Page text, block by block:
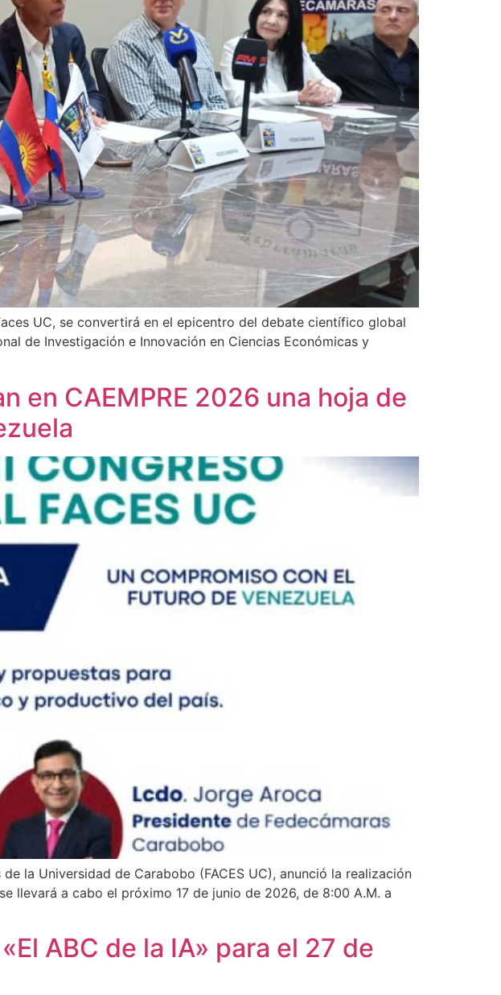
UC, se convertirá en el epicentro del debate científico global
de Investigación e Innovación en Ciencias Económicas y
en CAEMPRE 2026 una hoja de
la Universidad de Carabobo (FACES UC), anunció la realización
llevará a cabo el próximo 17 de junio de 2026, de 8:00 A.M. a
ABC de la IA» para el 27 de